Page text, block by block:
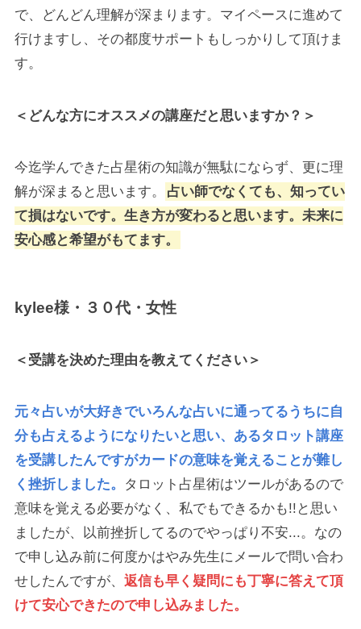
で、どんどん理解が深まります。マイペースに進めて
行けますし、その都度サポートもしっかりして頂けま
す。
＜どんな方にオススメの講座だと思いますか？＞
今迄学んできた占星術の知識が無駄にならず、更に理
解が深まると思います。
占い師でなくても、知ってい
て損はないです。生き方が変わると思います。未来に
安心感と希望がもてます。
kylee様・３０代・女性
＜受講を決めた理由を教えてください＞
元々占いが大好きでいろんな占いに通ってるうちに自
分も占えるようになりたいと思い、あるタロット講座
を受講したんですがカードの意味を覚えることが難し
く挫折しました。
タロット占星術はツールがあるので
意味を覚える必要がなく、私でもできるかも!!と思い
ましたが、以前挫折してるのでやっぱり不安...。なの
で申し込み前に何度かはやみ先生にメールで問い合わ
せしたんですが、 返信も早く疑問にも丁寧に答えて頂
けて安心できたので申し込みました。